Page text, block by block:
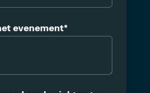
evenement*